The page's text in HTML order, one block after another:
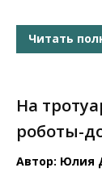
Читать
На
роботы-
Автор: Юлия